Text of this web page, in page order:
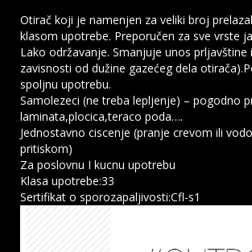
Otirač koji je namenjen za veliki broj
klasom upotrebe. Preporučen za sve vrste
Lako održavanje. Smanjuje unos prljavštine
zavisnosti od dužine gazećeg dela
spoljnu upotrebu.
Samolezeci (ne treba lepljenje) – pogodno
laminata,plocica,teraco poda….
Jednostavno ciscenje (pranje crevom ili
pritiskom)
Za poslovnu I kucnu upotrebu
Klasa upotrebe:33
Sertifikat o sporozapaljivosti:Cfl-s1